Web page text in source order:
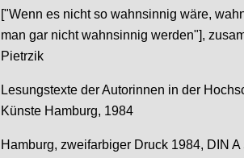
["Wenn es nicht so wahnsinnig wäre,
man gar nicht wahnsinnig werden"],
Pietrzik
Lesungstexte der Autorinnen in der
Künste Hamburg, 1984
Hamburg, zweifarbiger Druck 1984, DIN